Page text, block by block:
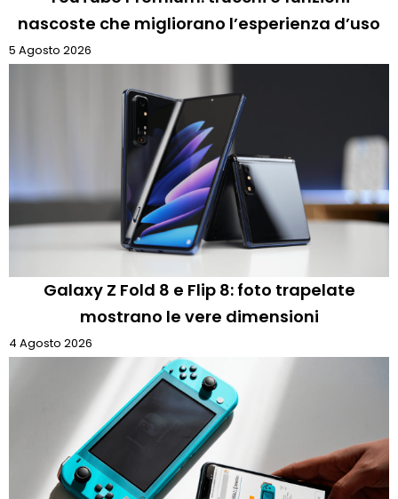
nascoste che migliorano l’esperienza d’uso
5 Agosto 2026
Galaxy Z Fold 8 e Flip 8: foto trapelate
mostrano le vere dimensioni
4 Agosto 2026